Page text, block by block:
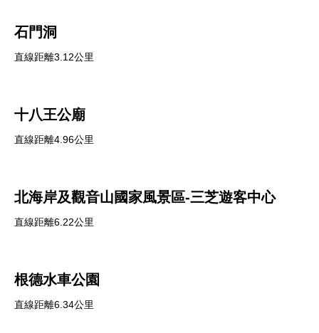
石門洞
直線距離3.12公里
十八王公廟
直線距離4.96公里
北海岸及觀音山國家風景區-三芝遊客中心
直線距離6.22公里
根德水車公園
直線距離6.34公里